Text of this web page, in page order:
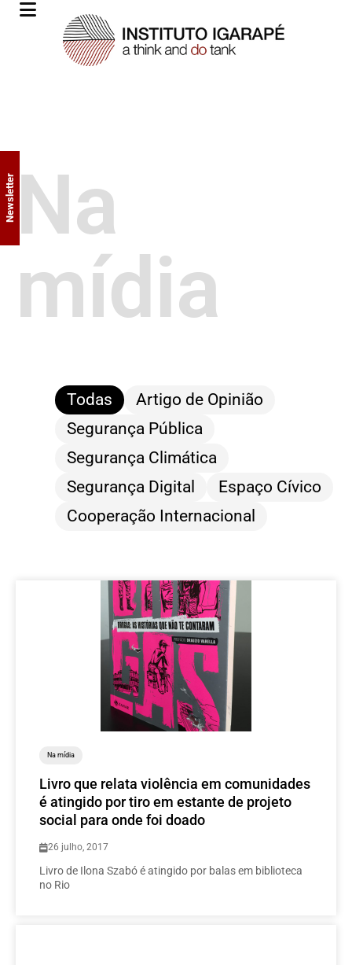
Na
mídia
Todas
Artigo de Opinião
Segurança Pública
Segurança Climática
Segurança Digital
Espaço Cívico
Cooperação Internacional
Na mídia
Livro que relata violência em comunidades
é atingido por tiro em estante de projeto
social para onde foi doado
26 julho, 2017
Livro de Ilona Szabó é atingido por balas em biblioteca
no Rio
Newsletter